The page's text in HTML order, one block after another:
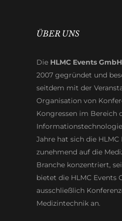
ÜBER UNS
Die HLMC Events GmbH
2007 gegründet und
seitdem mit der
Organisation von
Kongressen im Bereich
Jahre hat sich die HLMC
zunehmend auf die
Branche konzentriert,
bietet die HLMC Events
ausschließlich
Medizintechnik an.